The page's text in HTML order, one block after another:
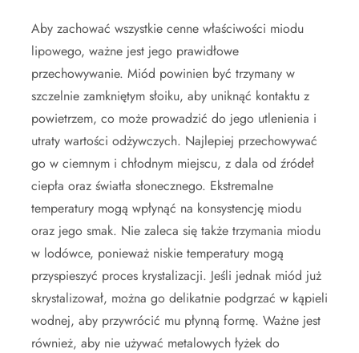
Aby zachować wszystkie cenne właściwości miodu
lipowego, ważne jest jego prawidłowe
przechowywanie. Miód powinien być trzymany w
szczelnie zamkniętym słoiku, aby uniknąć kontaktu z
powietrzem, co może prowadzić do jego utlenienia i
utraty wartości odżywczych. Najlepiej przechowywać
go w ciemnym i chłodnym miejscu, z dala od źródeł
ciepła oraz światła słonecznego. Ekstremalne
temperatury mogą wpłynąć na konsystencję miodu
oraz jego smak. Nie zaleca się także trzymania miodu
w lodówce, ponieważ niskie temperatury mogą
przyspieszyć proces krystalizacji. Jeśli jednak miód już
skrystalizował, można go delikatnie podgrzać w kąpieli
wodnej, aby przywrócić mu płynną formę. Ważne jest
również, aby nie używać metalowych łyżek do